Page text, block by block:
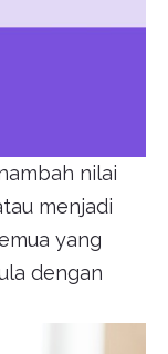
nilai
menjadi
yang
dengan